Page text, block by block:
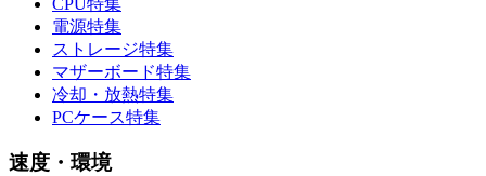
電源特集
ストレージ特集
マザーボード特集
冷却・放熱特集
PCケース特集
速度・環境